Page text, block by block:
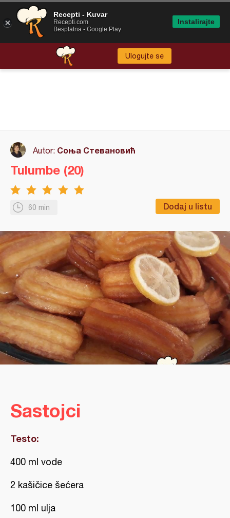
Ulogujte se
Autor: Соња Стевановић
60 min Dodaj u listu
Tulumbe (20)
Sastojci
Testo:
400 ml vode
2 kašičice šećera
100 ml ulja
Recepti - Kuvar
Recepti.com
Besplatna - Google Play
Instalirajte